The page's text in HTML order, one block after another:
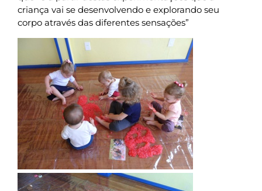
criança vai se desenvolvendo e explorando seu
corpo através das diferentes sensações”